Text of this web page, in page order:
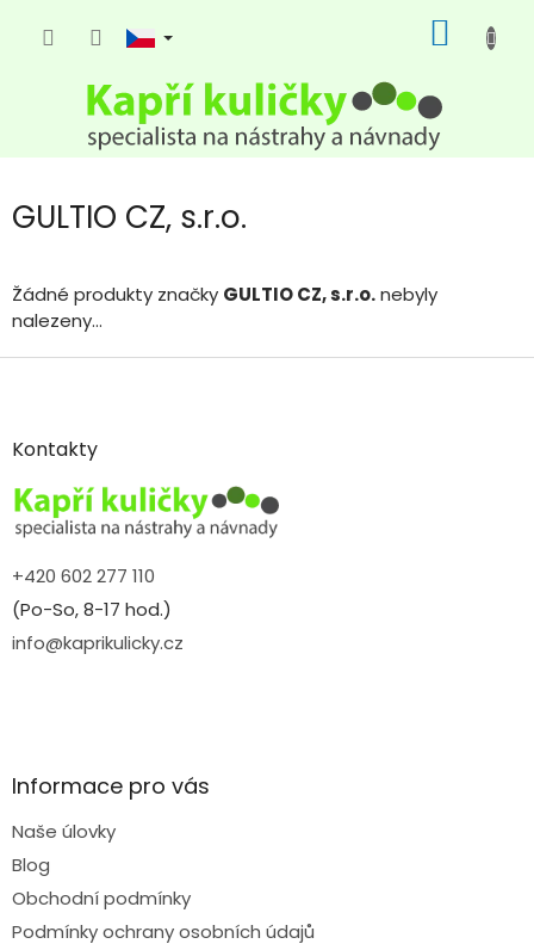
KOŠÍK
GULTIO CZ, s.r.o.
Žádné produkty značky GULTIO CZ, s.r.o.nebyly
nalezeny...
Z
aKontakty
+420 602 277 110
(Po-So, 8-17 hod.)
info@kaprikulicky.cz
Informace pro vás
Naše úlovky
Blog
Obchodní podmínky
Podmínky ochrany osobních údajů